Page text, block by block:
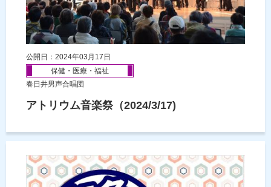
公開日：2024年03月17日
保健・医療・福祉
春日井男声合唱団
アトリウム音楽祭（2024/3/17)